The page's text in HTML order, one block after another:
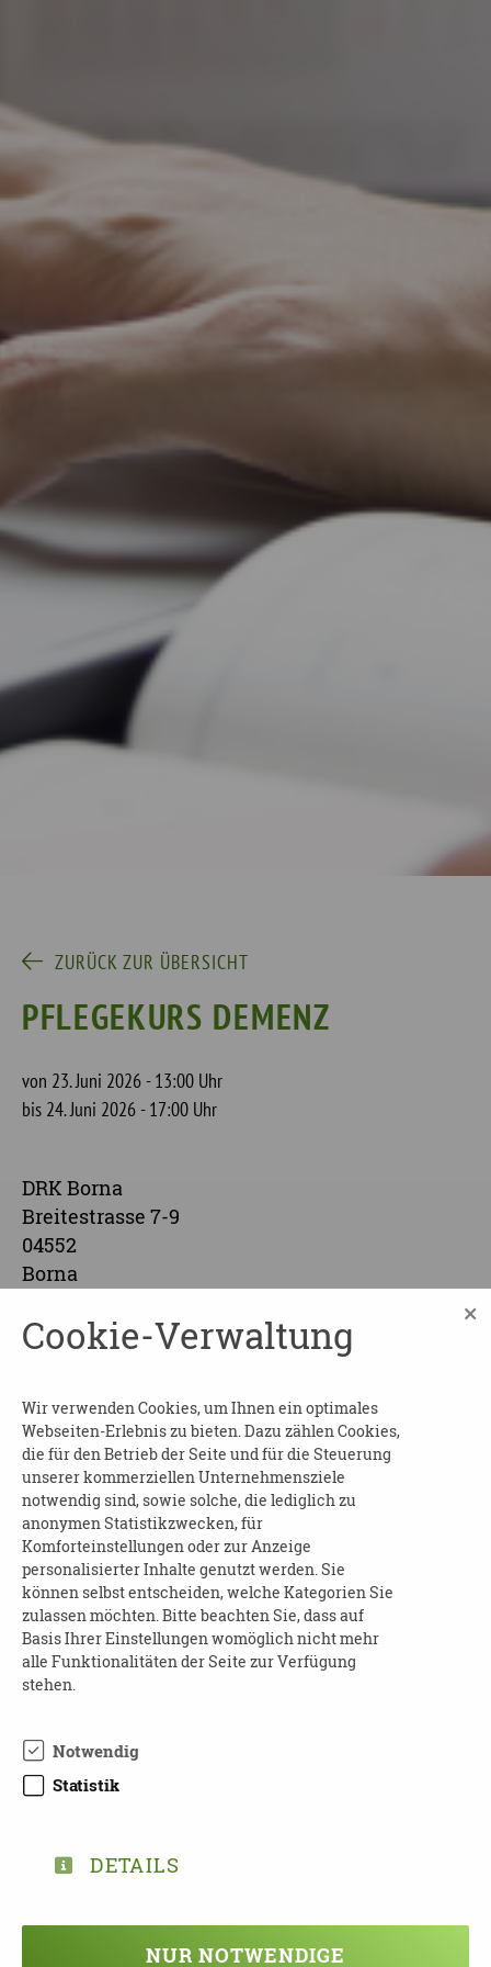
ZURÜCK ZUR ÜBERSICHT
PFLEGEKURS DEMENZ
von 23. Juni 2026 - 13:00 Uhr
bis 24. Juni 2026 - 17:00 Uhr
DRK Borna
Breitestrasse 7-9
04552
Borna
Pflegekurs Demenz
jeweils von 13:00 bis 17:00 Uhr
Wo: DRK Borna
Kosten: frei
Kontakt:
Frau Stephanie Müller
Mobil: 01609013073
E-Mail:St.mueller@drk-leipzig-land.de
TEILEN
Veranstaltung verpasst?
Cookie-Verwaltung ×
Wir verwenden Cookies, um Ihnen ein optimales
Webseiten-Erlebnis zu bieten. Dazu zählen Cookies,
die für den Betrieb der Seite und für die Steuerung
unserer kommerziellen Unternehmensziele
notwendig sind, sowie solche, die lediglich zu
anonymen Statistikzwecken, für
Komforteinstellungen oder zur Anzeige
personalisierter Inhalte genutzt werden. Sie
können selbst entscheiden, welche Kategorien Sie
zulassen möchten. Bitte beachten Sie, dass auf
Basis Ihrer Einstellungen womöglich nicht mehr
alle Funktionalitäten der Seite zur Verfügung
stehen.
Notwendig
Statistik
DETAILS
NUR NOTWENDIGE